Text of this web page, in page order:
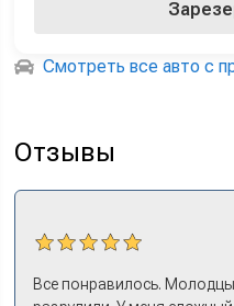
Смотреть все авто с
Отзывы
Все понравилось.